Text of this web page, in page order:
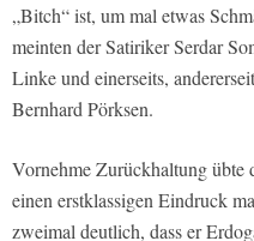
„Bitch“ ist, um mal etwas
meinten der Satiriker Serdar
Linke und einerseits,
Bernhard Pörksen.
Vornehme Zurückhaltung übte
einen erstklassigen Eindruck
zweimal deutlich, dass er